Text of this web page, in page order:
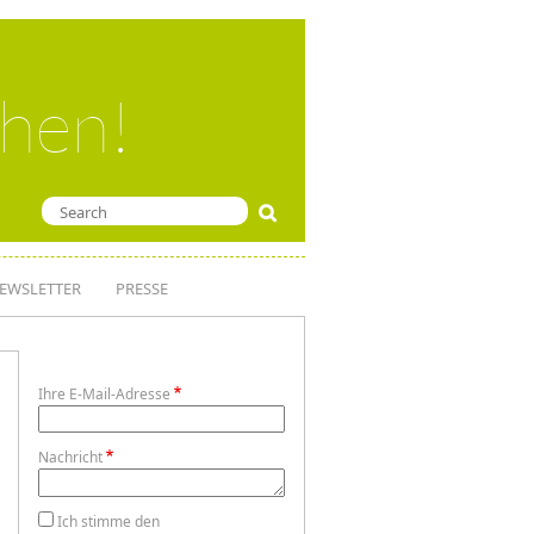
PRESSE
Ihre E-Mail-Adresse
Nachricht
Ich stimme den